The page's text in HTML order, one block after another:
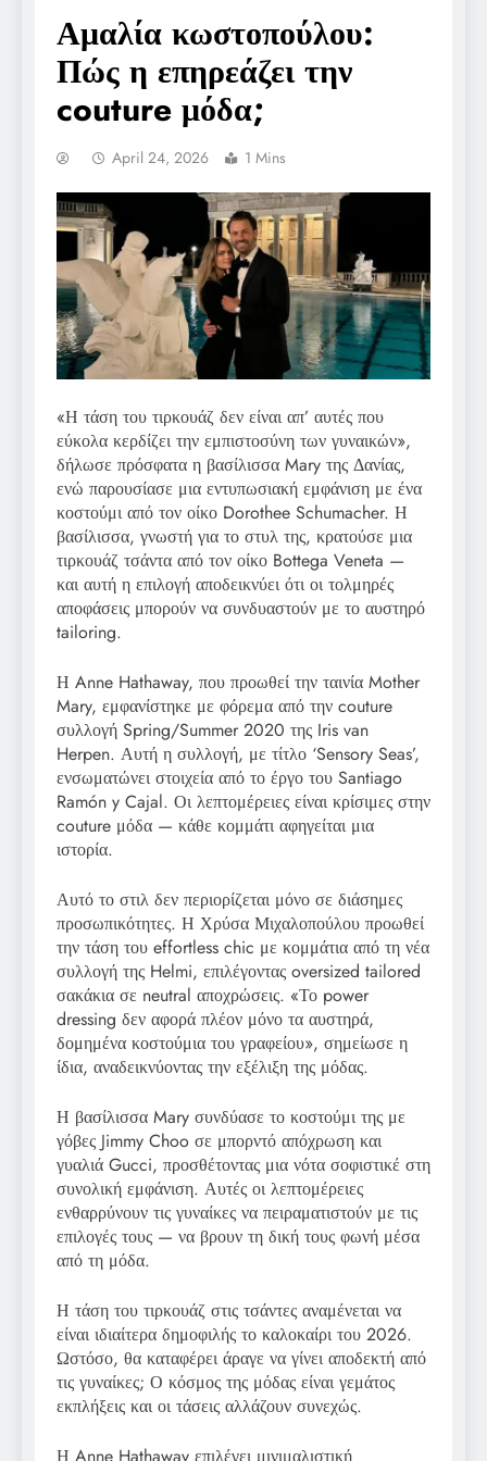
Αμαλία κωστοπούλου:
Πώς η επηρεάζει την
couture μόδα;
April 24, 2026 1 Mins
«Η τάση του τιρκουάζ δεν είναι απ’ αυτές που
εύκολα κερδίζει την εμπιστοσύνη των γυναικών»,
δήλωσε πρόσφατα η βασίλισσα Mary της Δανίας,
ενώ παρουσίασε μια εντυπωσιακή εμφάνιση με ένα
κοστούμι από τον οίκο Dorothee Schumacher. Η
βασίλισσα, γνωστή για το στυλ της, κρατούσε μια
τιρκουάζ τσάντα από τον οίκο Bottega Veneta —
και αυτή η επιλογή αποδεικνύει ότι οι τολμηρές
αποφάσεις μπορούν να συνδυαστούν με το αυστηρό
tailoring.
Η Anne Hathaway, που προωθεί την ταινία Mother
Mary, εμφανίστηκε με φόρεμα από την couture
συλλογή Spring/Summer 2020 της Iris van
Herpen. Αυτή η συλλογή, με τίτλο ‘Sensory Seas’,
ενσωματώνει στοιχεία από το έργο του Santiago
Ramón y Cajal. Οι λεπτομέρειες είναι κρίσιμες στην
couture μόδα — κάθε κομμάτι αφηγείται μια
ιστορία.
Αυτό το στιλ δεν περιορίζεται μόνο σε διάσημες
προσωπικότητες. Η Χρύσα Μιχαλοπούλου προωθεί
την τάση του effortless chic με κομμάτια από τη νέα
συλλογή της Helmi, επιλέγοντας oversized tailored
σακάκια σε neutral αποχρώσεις. «Το power
dressing δεν αφορά πλέον μόνο τα αυστηρά,
δομημένα κοστούμια του γραφείου», σημείωσε η
ίδια, αναδεικνύοντας την εξέλιξη της μόδας.
Η βασίλισσα Mary συνδύασε το κοστούμι της με
γόβες Jimmy Choo σε μπορντό απόχρωση και
γυαλιά Gucci, προσθέτοντας μια νότα σοφιστικέ στη
συνολική εμφάνιση. Αυτές οι λεπτομέρειες
ενθαρρύνουν τις γυναίκες να πειραματιστούν με τις
επιλογές τους — να βρουν τη δική τους φωνή μέσα
από τη μόδα.
Η τάση του τιρκουάζ στις τσάντες αναμένεται να
είναι ιδιαίτερα δημοφιλής το καλοκαίρι του 2026.
Ωστόσο, θα καταφέρει άραγε να γίνει αποδεκτή από
τις γυναίκες; Ο κόσμος της μόδας είναι γεμάτος
εκπλήξεις και οι τάσεις αλλάζουν συνεχώς.
Η Anne Hathaway επιλέγει μινιμαλιστική